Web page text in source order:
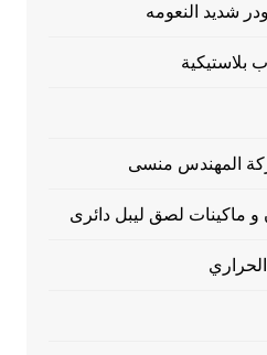
شديد النعومه
بلاستيكية
المهندس منسى
و ماكينات لصق ليبل دائرى